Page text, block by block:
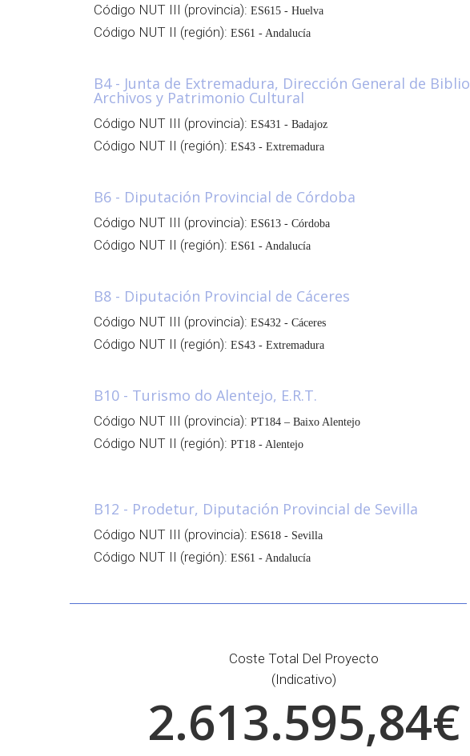
Código NUT III (provincia): ES615 - Huelva
Código NUT II (región): ES61 - Andalucía
B4 - Junta de Extremadura, Dirección General de
Archivos y Patrimonio Cultural
Código NUT III (provincia): ES431 - Badajoz
Código NUT II (región): ES43 - Extremadura
B6 - Diputación Provincial de Córdoba
Código NUT III (provincia): ES613 - Córdoba
Código NUT II (región): ES61 - Andalucía
B8 - Diputación Provincial de Cáceres
Código NUT III (provincia): ES432 - Cáceres
Código NUT II (región): ES43 - Extremadura
B10 - Turismo do Alentejo, E.R.T.
Código NUT III (provincia): PT184 – Baixo Alentejo
Código NUT II (región): PT18 - Alentejo
B12 - Prodetur, Diputación Provincial de Sevilla
Código NUT III (provincia): ES618 - Sevilla
Código NUT II (región): ES61 - Andalucía
Coste Total Del Proyecto
(indicativo)
2.613.595,84€